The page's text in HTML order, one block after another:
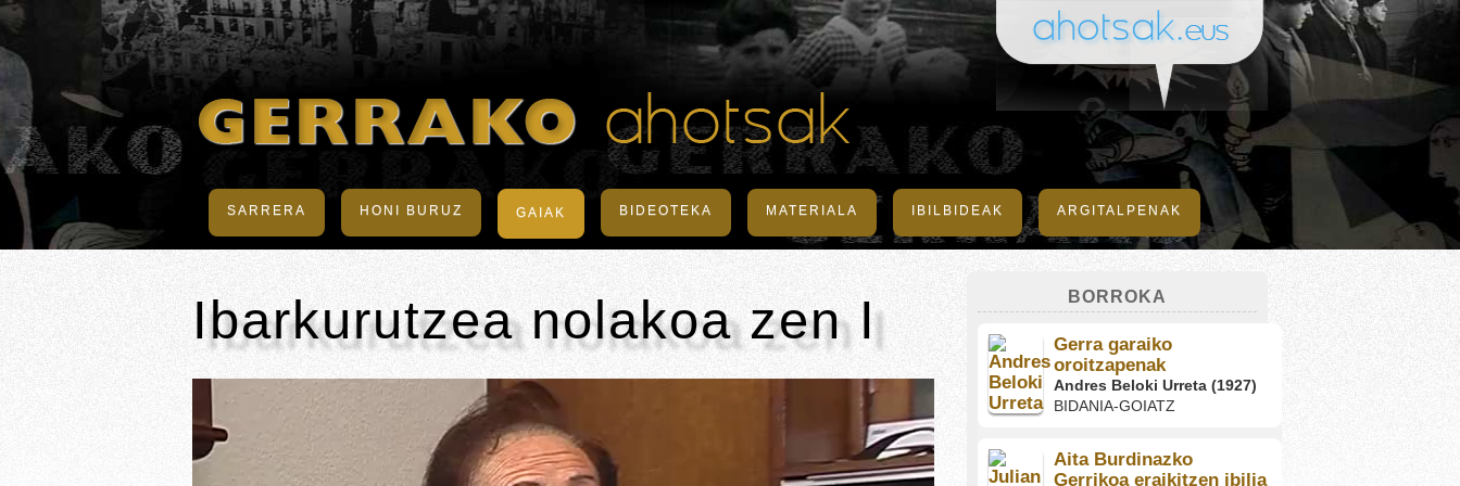
SARRERA HONI BURUZ GAIAK BIDEOTEKA MATERIALA IBILBIDEAK ARGITALPENAK
Ibarkurutzea nolakoa zen I BORROKA
Gerra garaiko
oroitzapenak
Andres Beloki Urreta (1927)
BIDANIA-GOIATZ
Aita Burdinazko
Gerrikoa eraikitzen ibilia